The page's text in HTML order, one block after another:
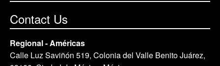
Contact Us
Regional - Américas
Calle Luz Saviñón 519, Colonia del Valle Benito Juárez,